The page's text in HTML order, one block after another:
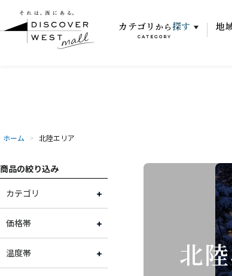
カテゴリ から 探す
CATEGORY
地
ホーム > 北陸エリア
商品の絞り込み
カテゴリ
お肉
お魚
価格帯
～2,000円
温度帯 北